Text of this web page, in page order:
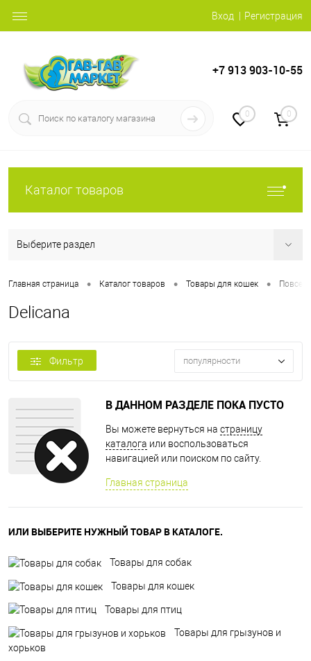
Вход Регистрация
+7 913 903-10-55
0 0
Каталог товаров
Выберите раздел
Главная страница • Каталог товаров • Товары для кошек •
Delicana
Фильтр популярности
В ДАННОМ РАЗДЕЛЕ ПОКА ПУСТО
Вы можете вернуться на страницу
каталога или воспользоваться
навигацией или поиском по сайту.
Главная страница
ИЛИ ВЫБЕРИТЕ НУЖНЫЙ ТОВАР В КАТАЛОГЕ.
Товары для собак
Товары для кошек
Товары для птиц
Товары для грызунов и
хорьков